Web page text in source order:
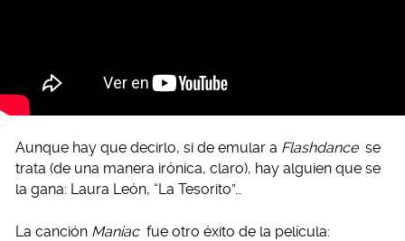
Aunque hay que decirlo, si de emular a Flashdance se
trata (de una manera irónica, claro), hay alguien que se
la gana: Laura León, “La Tesorito”…
La canción Maniac fue otro éxito de la película: